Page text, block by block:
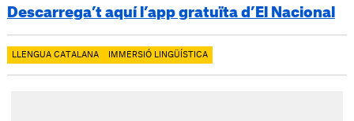
Descarrega’t aquí l’app gratuïta d’El Nacional
LLENGUA CATALANA IMMERSIÓ LINGÜÍSTICA